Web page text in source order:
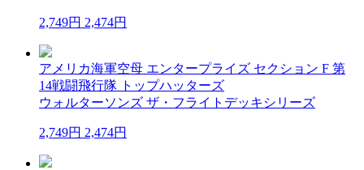
2,749円 2,474円
アメリカ海軍空母 エンタープライズ セクション F 第
14戦闘飛行隊 トップハッターズ
ウォルターソンズ ザ・フライトデッキシリーズ
2,749円 2,474円